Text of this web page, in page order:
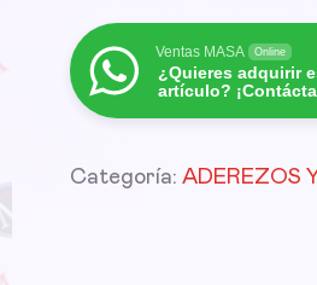
Ventas MASA Online
¿Quieres adquirir
artículo?
Categoría: ADEREZOS